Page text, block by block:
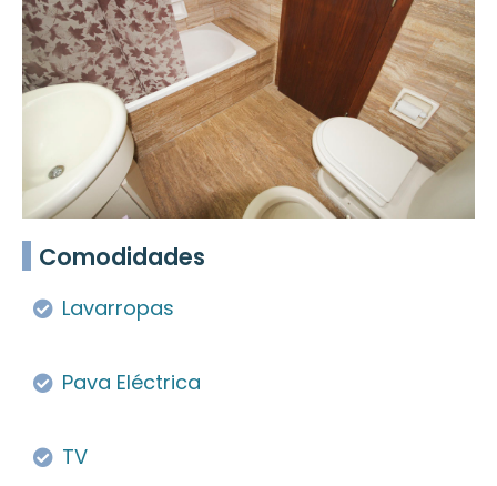
Comodidades
Lavarropas
Pava Eléctrica
TV